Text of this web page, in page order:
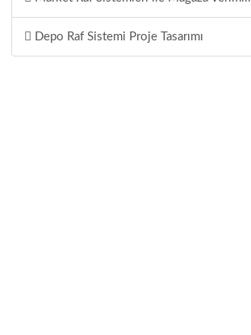
Depo Raf Sistemi Proje Tasarımı